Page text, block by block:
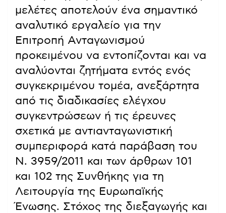
μελέτες αποτελούν ένα σημαντικό
αναλυτικό εργαλείο για την
Επιτροπή Ανταγωνισμού
προκειμένου να εντοπίζονται και να
αναλύονται ζητήματα εντός ενός
συγκεκριμένου τομέα, ανεξάρτητα
από τις διαδικασίες ελέγχου
συγκεντρώσεων ή τις έρευνες
σχετικά με αντιανταγωνιστική
συμπεριφορά κατά παράβαση του
Ν. 3959/2011 και των άρθρων 101
και 102 της Συνθήκης για τη
Λειτουργία της Ευρωπαϊκής
Ένωσης. Στόχος της διεξαγωγής και